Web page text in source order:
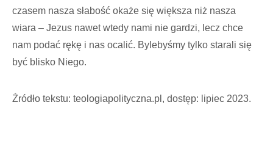
czasem nasza słabość okaże się większa niż nasza
wiara – Jezus nawet wtedy nami nie gardzi, lecz chce
nam podać rękę i nas ocalić. Bylebyśmy tylko starali się
być blisko Niego.
Źródło tekstu: teologiapolityczna.pl, dostęp: lipiec 2023.